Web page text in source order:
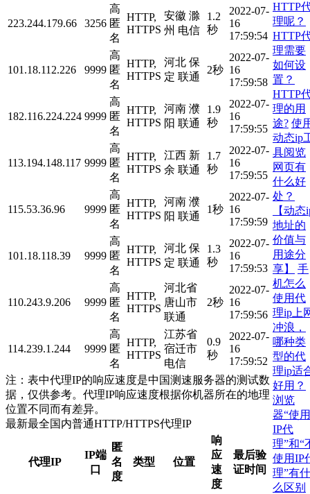
223.244.179.66 3256
高
匿
名
HTTP,
HTTPS
安徽 滁
州 电信
1.2
秒
2022-07-
16
17:59:54
101.18.112.226 9999
高
匿
名
HTTP,
HTTPS
河北 保
定 联通
2秒
2022-07-
16
17:59:58
182.116.224.224 9999
高
匿
名
HTTP,
HTTPS
河南 濮
阳 联通
1.9
秒
2022-07-
16
17:59:55
113.194.148.117 9999
高
匿
名
HTTP,
HTTPS
江西 新
余 联通
1.7
秒
2022-07-
16
17:59:55
115.53.36.96 9999
高
匿
名
HTTP,
HTTPS
河南 濮
阳 联通
1秒
2022-07-
16
17:59:59
101.18.118.39 9999
高
匿
名
HTTP,
HTTPS
河北 保
定 联通
1.3
秒
2022-07-
16
17:59:53
110.243.9.206 9999
高
匿
名
HTTP,
HTTPS
河北省
唐山市
联通
2秒
2022-07-
16
17:59:56
114.239.1.244 9999
高
匿
名
HTTP,
HTTPS
江苏省
宿迁市
电信
0.9
秒
2022-07-
16
17:59:52
注：表中代理IP的响应速度是中国测速服务器的测试数
据，仅供参考。代理IP响应速度根据你机器所在的地理
位置不同而有差异。
最新最全国内普通HTTP/HTTPS代理IP
代理IP
IP端
口
匿
名
度
类型 位置
响
应
速
度
最后验
证时间
HTTP
理呢？
HTTP
理需要
如何设
置？
HTTP
理的用
途? 使
动态ip
具阅览
网页有
什么好
处？
【动态
地址的
价值与
用途分
享】
手
机怎么
使用代
理ip上
冲浪，
哪种类
型的代
理ip适
好用？
浏览
器“使用
IP代
理”和“
使用IP
理”有什
么区别